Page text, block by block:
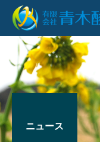
ニュース